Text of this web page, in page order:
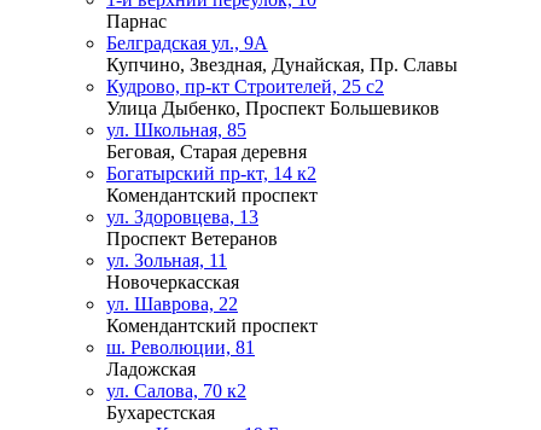
Парнас
Белградская ул., 9А
Купчино, Звездная, Дунайская, Пр. Славы
Кудрово, пр-кт Строителей, 25 с2
Улица Дыбенко, Проспект Большевиков
ул. Школьная, 85
Беговая, Старая деревня
Богатырский пр-кт, 14 к2
Комендантский проспект
ул. Здоровцева, 13
Проспект Ветеранов
ул. Зольная, 11
Новочеркасская
ул. Шаврова, 22
Комендантский проспект
ш. Революции, 81
Ладожская
ул. Салова, 70 к2
Бухарестская